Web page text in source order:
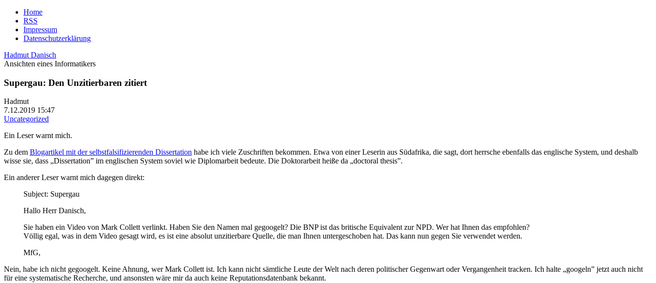
Home
RSS
Impressum
Datenschutzerklärung
Hadmut Danisch
Ansichten eines Informatikers
Supergau: Den Unzitierbaren zitiert
Hadmut
7.12.2019 15:47
Uncategorized
Ein Leser warnt mich.
Zu dem Blogartikel mit der selbstfalsifizierenden Dissertation habe ich viele Zuschriften bekommen. Etwa von einer Leserin aus Südafrika, die sagt, dort herrsche ebenfalls das englische System, und deshalb
wisse sie, dass „Dissertation” im englischen System soviel wie Diplomarbeit bedeute. Die Doktorarbeit heiße da „doctoral thesis”.
Ein anderer Leser warnt mich dagegen direkt:
Subject: Supergau
Hallo Herr Danisch,
Sie haben ein Video von Mark Collett verlinkt. Haben Sie den Namen mal gegoogelt? Die BNP ist das britische Equivalent zur NPD. Wer hat Ihnen das empfohlen?
Völlig egal, was in dem Video gesagt wird, es ist eine absolut unzitierbare Quelle, die man Ihnen untergeschoben hat. Das kann nun gegen Sie verwendet werden.
MfG,
Nein, habe ich nicht gegoogelt. Keine Ahnung, wer Mark Collett ist. Ich kann nicht sämtliche Leute der Welt nach deren politischer Gegenwart oder Vergangenheit tracken. Ich halte „googeln” jetzt auch nicht
für eine systematische Recherche, und ansonsten wäre mir da auch keine Reputationsdatenbank bekannt.